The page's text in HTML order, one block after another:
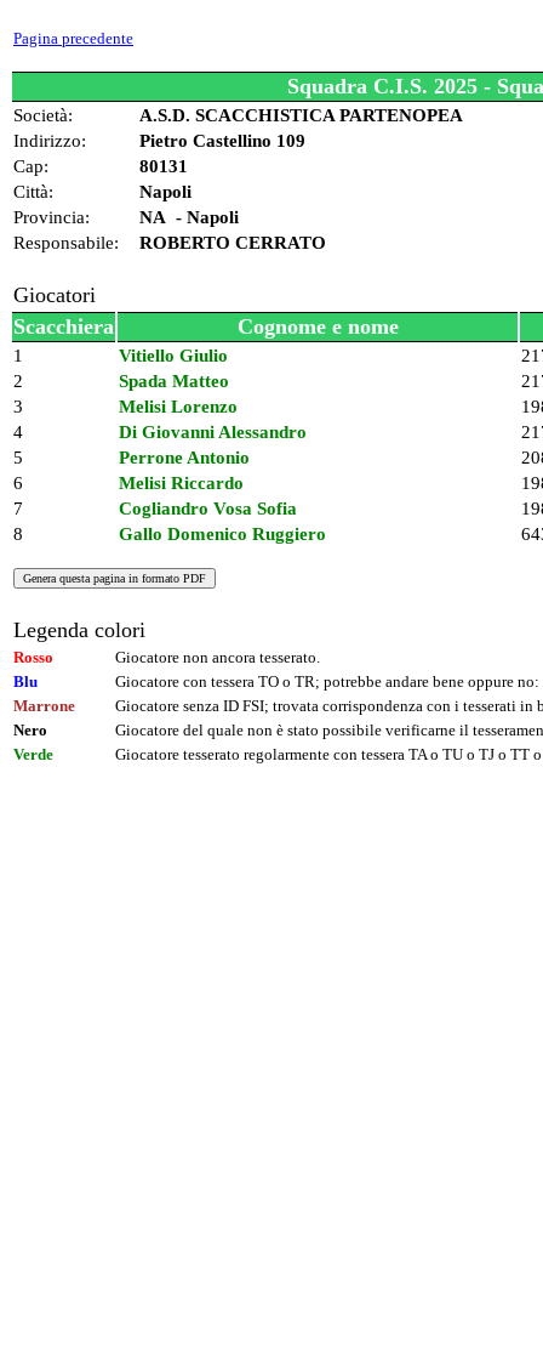
Pagina precedente
Squadra C.I.S. 2025 -
Società:
A.S.D. SCACCHISTICA PARTENOPEA
Indirizzo:
Pietro Castellino 109
Cap:
80131
Città:
Napoli
Provincia:
NA - Napoli
Responsabile:
ROBERTO CERRATO
Giocatori
Scacchiera
Cognome e nome
1 Vitiello Giulio
2
Spada Matteo
3
Melisi Lorenzo
4
Di Giovanni Alessandro
5
Perrone Antonio
6
Melisi Riccardo
7
Cogliandro Vosa Sofia
8
Gallo Domenico Ruggiero
Legenda colori
Rosso
Giocatore non ancora tesserato.
Blu
Giocatore con tessera TO o TR; potrebbe andare bene oppure
Marrone
Giocatore senza ID FSI; trovata corrispondenza con i tesserati
Nero
Giocatore del quale non è stato possibile verificarne il
Verde
Giocatore tesserato regolarmente con tessera TA o TU o TJ o TT